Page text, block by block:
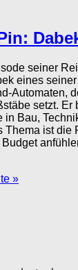
seiner
eines
Automaten,
setzt. Er
in Bau,
Thema ist die
»